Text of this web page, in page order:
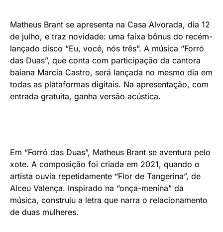
Matheus Brant se apresenta na Casa Alvorada, dia 12
de julho, e traz novidade: uma faixa bônus do recém-
lançado disco “Eu, você, nós três”. A música “Forró
das Duas”, que conta com participação da cantora
baiana Marcia Castro, será lançada no mesmo dia em
todas as plataformas digitais. Na apresentação, com
entrada gratuita, ganha versão acústica.
Em “Forró das Duas”, Matheus Brant se aventura pelo
xote. A composição foi criada em 2021, quando o
artista ouvia repetidamente “Flor de Tangerina”, de
Alceu Valença. Inspirado na “onça-menina” da
música, construiu a letra que narra o relacionamento
de duas mulheres.